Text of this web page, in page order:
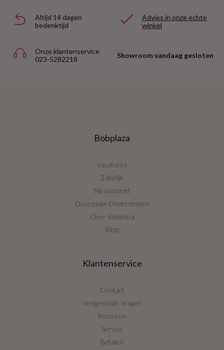
Altijd 14 dagen
bedenktijd
Advies in onze echte
winkel
Onze klantenservice
023-5282218
Showroom vandaag gesloten
Bobplaza
Vacatures
Zakelijk
Nieuwsbrief
Duurzaam Ondernemen
Over Bobplaza
Blog
Klantenservice
Contact
Veelgestelde vragen
Retouren
Service
Betalen